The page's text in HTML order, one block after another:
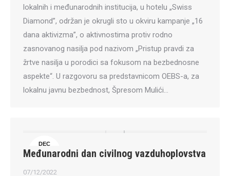
lokalnih i međunarodnih institucija, u hotelu „Swiss
Diamond”, održan je okrugli sto u okviru kampanje „16
dana aktivizma”, o aktivnostima protiv rodno
zasnovanog nasilja pod nazivom „Pristup pravdi za
žrtve nasilja u porodici sa fokusom na bezbednosne
aspekte“. U razgovoru sa predstavnicom OEBS-a, za
lokalnu javnu bezbednost, Špresom Mulići…
DEC
7
Međunarodni dan civilnog vazduhoplovstva
07/12/2022